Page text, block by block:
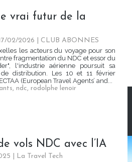
vrai futur de la
02/2026
CLUB ABONNES
les acteurs du voyage pour son
fragmentation du NDC et essor du
l'industrie aérienne poursuit sa
distribution. Les 10 et 11 février
(European Travel Agents’ and...
, ndc, rodolphe lenoir
vols NDC avec l’IA
La Travel Tech